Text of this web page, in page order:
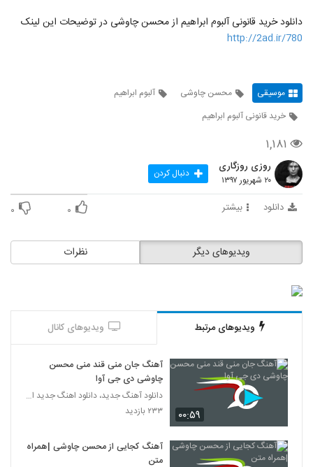
دانلود خرید قانونی آلبوم ابراهیم از محسن چاوشی در توضیحات این لینک
http://2ad.ir/780
موسیقی محسن چاوشی
آلبوم ابراهیم
خرید قانونی آلبوم ابراهیم
۱,۱۸۱
روزی روزگاری
۲۰ شهریور ۱۳۹۷ دنبال کردن
دانلود بیشتر ۰ ۰
نظرات ویدیوهای دیگر
ویدیوهای مرتبط ویدیوهای کانال
۰۰:۵۹
آهنگ جان منی قند منی محسن
چاوشی دی جی آوا
دانلود آهنگ جدید، دانلود اهنگ جدید ایرانی
۲۳۳ بازدید
آهنگ کجایی از محسن چاوشی |همراه
متن